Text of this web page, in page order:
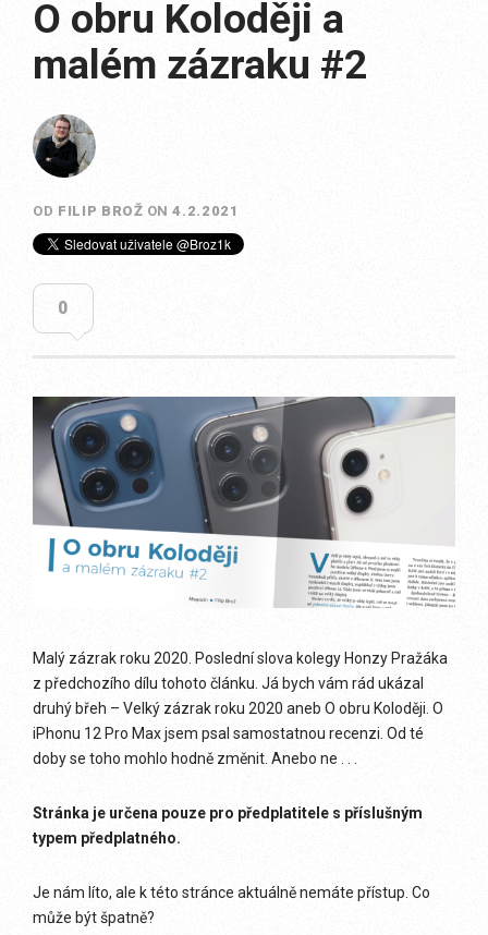
O obru Koloději a
malém zázraku #2
OD FILIP BROŽ ON4.2.2021
0
Malý zázrak roku 2020. Poslední slova kolegy Honzy Pražáka
z předchozího dílu tohoto článku. Já bych vám rád ukázal
druhý břeh – Velký zázrak roku 2020 aneb O obru Koloději. O
iPhonu 12 Pro Max jsem psal samostatnou recenzi. Od té
doby se toho mohlo hodně změnit. Anebo ne . . .
Stránka je určena pouze pro předplatitele s příslušným
typem předplatného.
Je nám líto, ale k této stránce aktuálně nemáte přístup. Co
může být špatně?